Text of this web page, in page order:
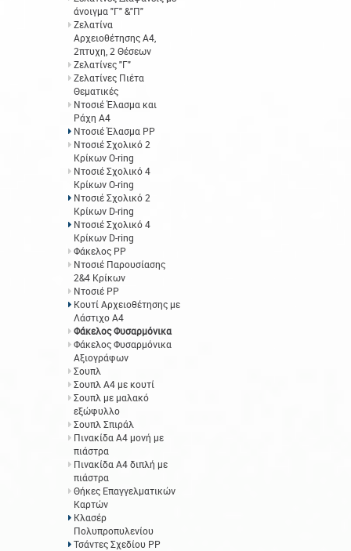
άνοιγμα "Γ" &"Π"
Ζελατίνα
Αρχειοθέτησης Α4,
2πτυχη, 2 Θέσεων
Ζελατίνες "Γ"
Ζελατίνες Πιέτα
Θεματικές
Ντοσιέ Έλασμα και
Ράχη Α4
Ντοσιέ Έλασμα PP
Ντοσιέ Σχολικό 2
Κρίκων O-ring
Ντοσιέ Σχολικό 4
Κρίκων O-ring
Ντοσιέ Σχολικό 2
Κρίκων D-ring
Ντοσιέ Σχολικό 4
Κρίκων D-ring
Φάκελος ΡΡ
Ντοσιέ Παρουσίασης
2&4 Κρίκων
Ντοσιέ PP
Κουτί Αρχειοθέτησης με
Λάστιχο Α4
Φάκελος Φυσαρμόνικα
Φάκελος Φυσαρμόνικα
Αξιογράφων
Σουπλ
Σουπλ Α4 με κουτί
Σουπλ με μαλακό
εξώφυλλο
Σουπλ Σπιράλ
Πινακίδα Α4 μονή με
πιάστρα
Πινακίδα Α4 διπλή με
πιάστρα
Θήκες Επαγγελματικών
Καρτών
Κλασέρ
Πολυπροπυλενίου
Τσάντες Σχεδίου PP